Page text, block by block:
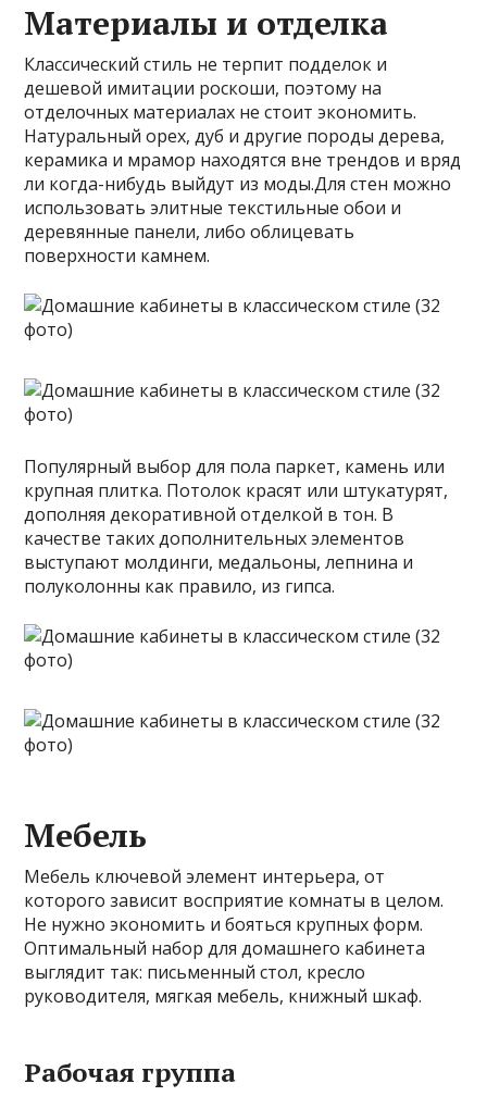
Материалы и отделка
Классический стиль не терпит подделок и
дешевой имитации роскоши, поэтому на
отделочных материалах не стоит экономить.
Натуральный орех, дуб и другие породы дерева,
керамика и мрамор находятся вне трендов и вряд
ли когда-нибудь выйдут из моды.Для стен можно
использовать элитные текстильные обои и
деревянные панели, либо облицевать
поверхности камнем.
Популярный выбор для пола паркет, камень или
крупная плитка. Потолок красят или штукатурят,
дополняя декоративной отделкой в тон. В
качестве таких дополнительных элементов
выступают молдинги, медальоны, лепнина и
полуколонны как правило, из гипса.
Мебель
Мебель ключевой элемент интерьера, от
которого зависит восприятие комнаты в целом.
Не нужно экономить и бояться крупных форм.
Оптимальный набор для домашнего кабинета
выглядит так: письменный стол, кресло
руководителя, мягкая мебель, книжный шкаф.
Рабочая группа